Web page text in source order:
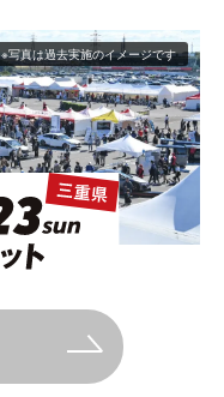
※写真は過去実施のイメージです